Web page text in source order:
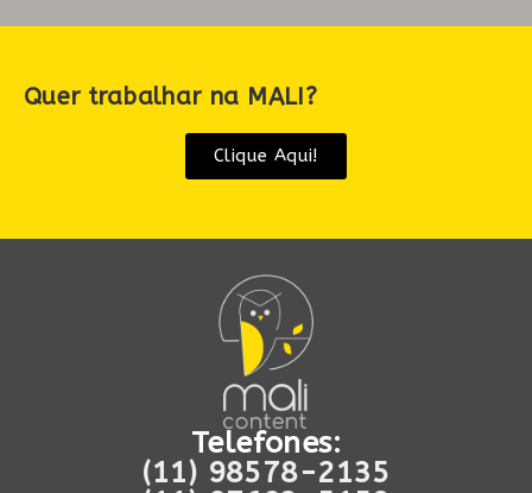
Quer trabalhar na MALI?
Clique Aqui!
Telefones:
(11) 98578-2135